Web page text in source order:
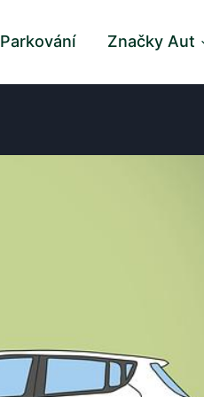
Parkování Značky Aut